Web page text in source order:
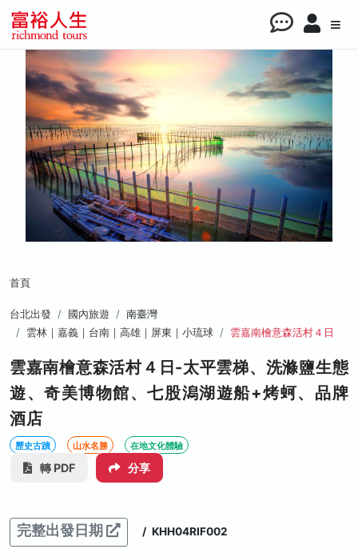
首頁
台北出發 國內旅遊
南臺灣
雲林｜嘉義｜台南｜高雄｜屏東｜小琉球
雲嘉南檜意森活村４日
雲嘉南檜意森活村４日-太平雲梯、洗滌鹽生態
遊、奇美博物館、七股潟湖遊船+烤蚵、品牌
酒店
歷史古蹟 山水名勝 在地文化體驗
轉 PDF 分享
完整出發日期 / KHH04RIF002